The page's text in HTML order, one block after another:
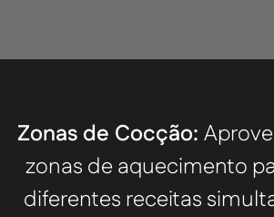
Zonas de Cocção:
zonas de aquecimento
diferentes receitas